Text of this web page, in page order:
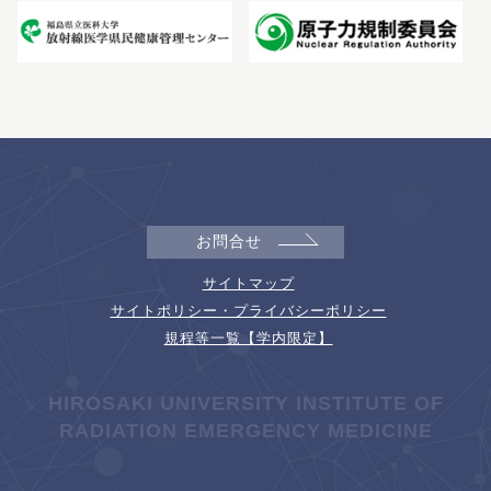
お問合せ
サイトマップ
サイトポリシー・プライバシーポリシー
規程等一覧【学内限定】
HIROSAKI UNIVERSITY INSTITUTE OF
RADIATION EMERGENCY MEDICINE